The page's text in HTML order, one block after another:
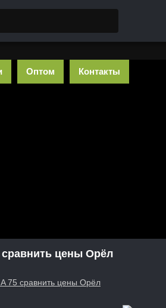
Оптом Контакты
сравнить цены Орёл
75 сравнить цены Орёл